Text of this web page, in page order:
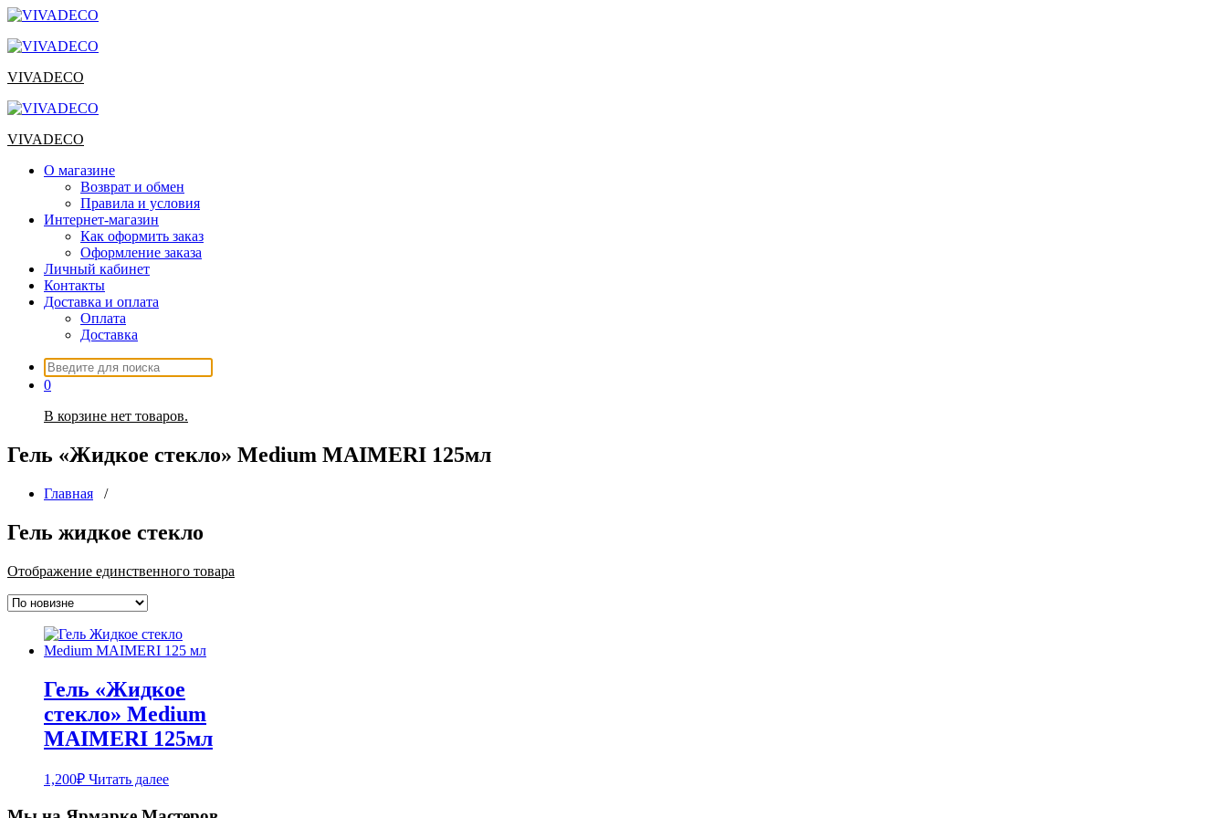
Перейти
содержимому
VIVADECO
VIVADECO
О магазине
Возврат и обмен
Правила и условия
Интернет-магазин
Как оформить заказ
Оформление заказа
Личный кабинет
Контакты
Доставка и оплата
Оплата
Доставка
Искать:
0
В корзине нет товаров.
Гель «Жидкое стекло» Medium MAIMERI 125мл
Главная /
Гель жидкое стекло
Отображение единственного товара
Гель «Жидкое
стекло» Medium
MAIMERI 125мл
1,200₽ Читать далее